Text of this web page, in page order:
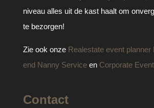
niveau alles uit de kast haalt om
te bezorgen!
Zie ook onze Realestate event planner
end Nanny Serviceen Corporate
Contact